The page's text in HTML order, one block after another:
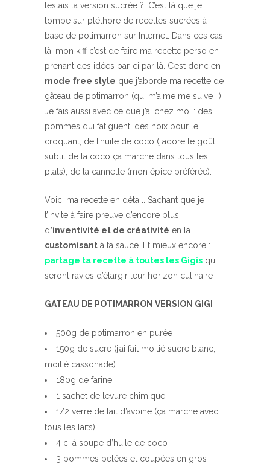
testais la version sucrée ?! C’est là que je
tombe sur pléthore de recettes sucrées à
base de potimarron sur Internet. Dans ces cas
là, mon kiff c’est de faire ma recette perso en
prenant des idées par-ci par là. C’est donc en
mode free style que j’aborde ma recette de
gâteau de potimarron (qui m’aime me suive !!).
Je fais aussi avec ce que j’ai chez moi : des
pommes qui fatiguent, des noix pour le
croquant, de l’huile de coco (j’adore le goût
subtil de la coco ça marche dans tous les
plats), de la cannelle (mon épice préférée).
Voici ma recette en détail. Sachant que je
t’invite à faire preuve d’encore plus
d’inventivité et de créativité en la
customisant à ta sauce. Et mieux encore :
partage ta recette à toutes les Gigis qui
seront ravies d’élargir leur horizon culinaire !
GATEAU DE POTIMARRON VERSION GIGI
500g de potimarron en purée
150g de sucre (j’ai fait moitié sucre blanc,
moitié cassonade)
180g de farine
1 sachet de levure chimique
1/2 verre de lait d’avoine (ça marche avec
tous les laits)
4 c. à soupe d’huile de coco
3 pommes pelées et coupées en gros